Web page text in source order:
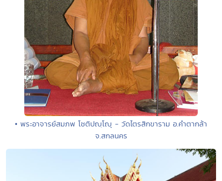
• พระอาจารย์สมภพ โชติปญฺโญุ - วัดไตรสิกขาราม อ.คำตากล้า
จ.สกลนคร